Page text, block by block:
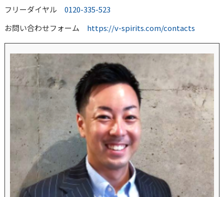
フリーダイヤル 0120-335-523
お問い合わせフォーム https://v-spirits.com/contacts